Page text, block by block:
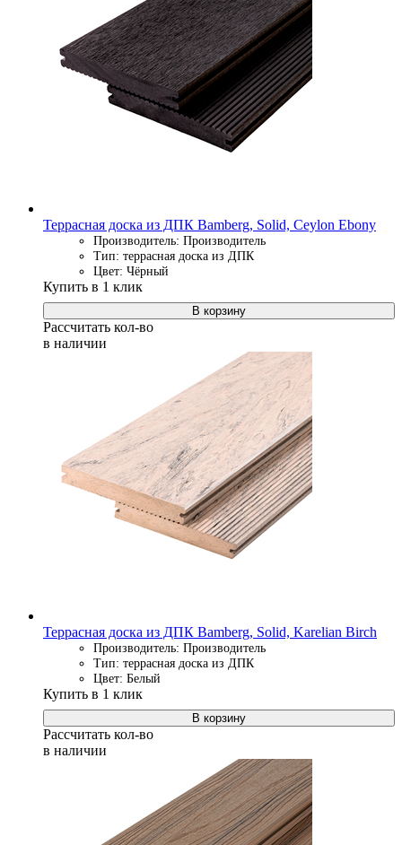
Террасная доска из ДПК Bamberg, Solid, Ceylon Ebony
Производитель: Производитель
Тип: террасная доска из ДПК
Цвет: Чёрный
Купить в 1 клик
В корзину
Рассчитать кол-во
в наличии
Террасная доска из ДПК Bamberg, Solid, Karelian Birch
Производитель: Производитель
Тип: террасная доска из ДПК
Цвет: Белый
Купить в 1 клик
В корзину
Рассчитать кол-во
в наличии